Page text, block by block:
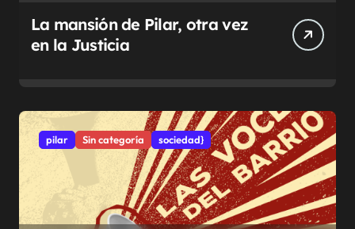
La mansión de Pilar, otra vez
en la Justicia
pilar Sin categoría sociedad}